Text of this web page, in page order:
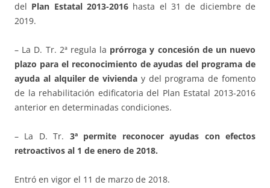
del Plan Estatal 2013-2016 hasta el 31 de diciembre de
2019.
– La D. Tr. 2ª regula la prórroga y concesión de un nuevo
plazo para el reconocimiento de ayudas del programa de
ayuda al alquiler de vivienda y del programa de fomento
de la rehabilitación edificatoria del Plan Estatal 2013-2016
anterior en determinadas condiciones.
– La D. Tr. 3ª permite reconocer ayudas con efectos
retroactivos al 1 de enero de 2018.
Entró en vigor el 11 de marzo de 2018.